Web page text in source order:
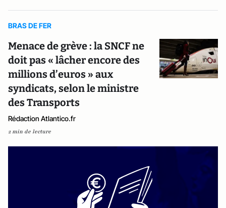
BRAS DE FER
Menace de grève : la SNCF ne
doit pas « lâcher encore des
millions d’euros » aux
syndicats, selon le ministre
des Transports
Rédaction Atlantico.fr
2 min de lecture